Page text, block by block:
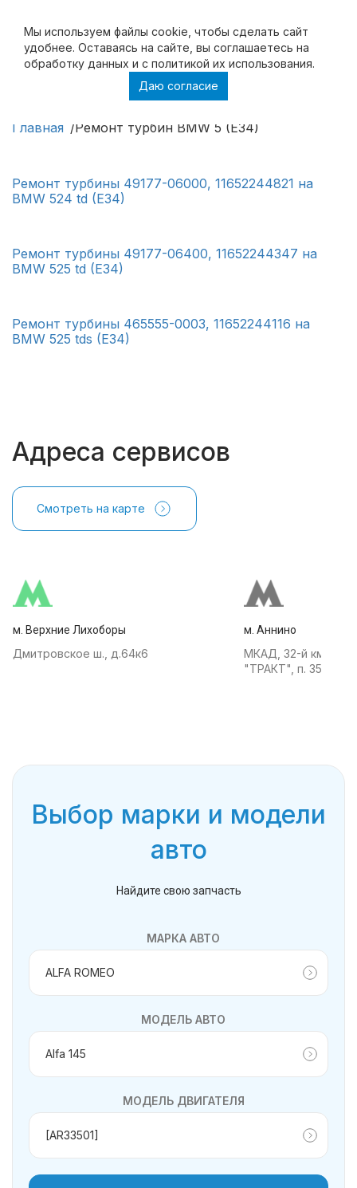
Мы используем файлы cookie, чтобы cделать сайт
удобнее. Оставаясь на сайте, вы соглашаетесь на
обработку данных и с политикой их использования.
Даю согласие
Ремонт турбин BMW 5 (E34)
Главная Ремонт турбин BMW 5 (E34)
Ремонт турбины 49177-06000, 11652244821 на
BMW 524 td (E34)
Ремонт турбины 49177-06400, 11652244347 на
BMW 525 td (E34)
Ремонт турбины 465555-0003, 11652244116 на
BMW 525 tds (E34)
Адреса сервисов
Смотреть на карте
м. Верхние Лихоборы
Дмитровское ш., д.64к6
м. Аннино
МКАД, 32-й км, АТК
"ТРАКТ", п. 35
Выбор марки и модели
авто
Найдите свою запчасть
МАРКА АВТО
МОДЕЛЬ АВТО
МОДЕЛЬ ДВИГАТЕЛЯ